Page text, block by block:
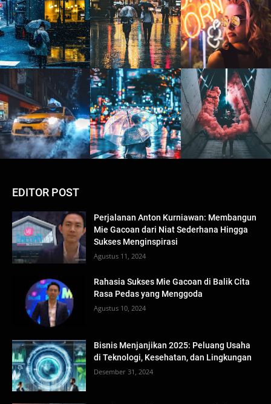
EDITOR POST
Perjalanan Anton Kurniawan: Membangun
Mie Gacoan dari Niat Sederhana Hingga
Sukses Menginspirasi
Agustus 11, 2024
Rahasia Sukses Mie Gacoan di Balik Cita
Rasa Pedas yang Menggoda
Agustus 10, 2024
Bisnis Menjanjikan 2025: Peluang Usaha
di Teknologi, Kesehatan, dan Lingkungan
Desember 31, 2024